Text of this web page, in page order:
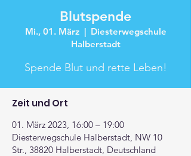
Blutspende
Mi., 01. März
  |
Diesterwegschule
Halberstadt
Spende Blut und rette Leben!
Zeit und Ort
01. März 2023, 16:00 – 19:00
Diesterwegschule Halberstadt, NW 10
Str., 38820 Halberstadt, Deutschland